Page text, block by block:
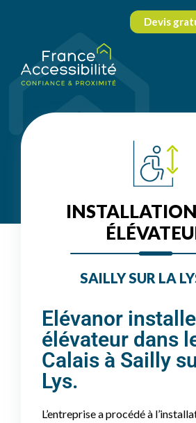
Devis
SAILLY SUR LA
Elévanor
élévateur dans
Calais à Sailly
Lys.
L’entreprise a procédé à